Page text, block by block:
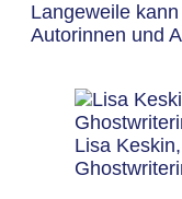
Langeweile
Autorinnen und
Lisa Keskin,